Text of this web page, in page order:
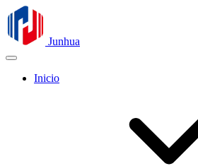
Junhua
Inicio